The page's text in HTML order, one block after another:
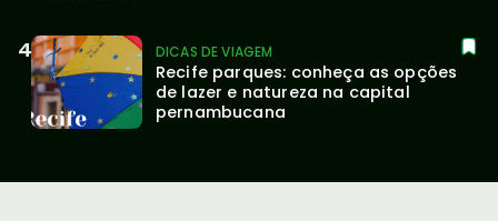
DICAS DE VIAGEM
Recife parques: conheça as opções
de lazer e natureza na capital
pernambucana